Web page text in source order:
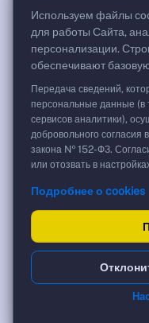
86,04 %
96,47 ₽
Срок, лет
16,72
Дюрация, лет
3,89
Рейтинг
AA
Тип
Фикс
Доходность
YTM эффективная ?
Используем файлы
для работы Сайта,
персонализации.
обеспечивают
Передача сведений,
персональные данные (в
сервисов аналитики),
добровольного согласия
закона № 152-ФЗ.
или отозвать в
Подробнее о cookies